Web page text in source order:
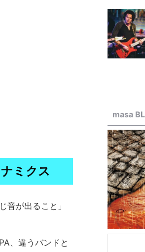
ミクス
音が出ること」
、違うバンドと
masa